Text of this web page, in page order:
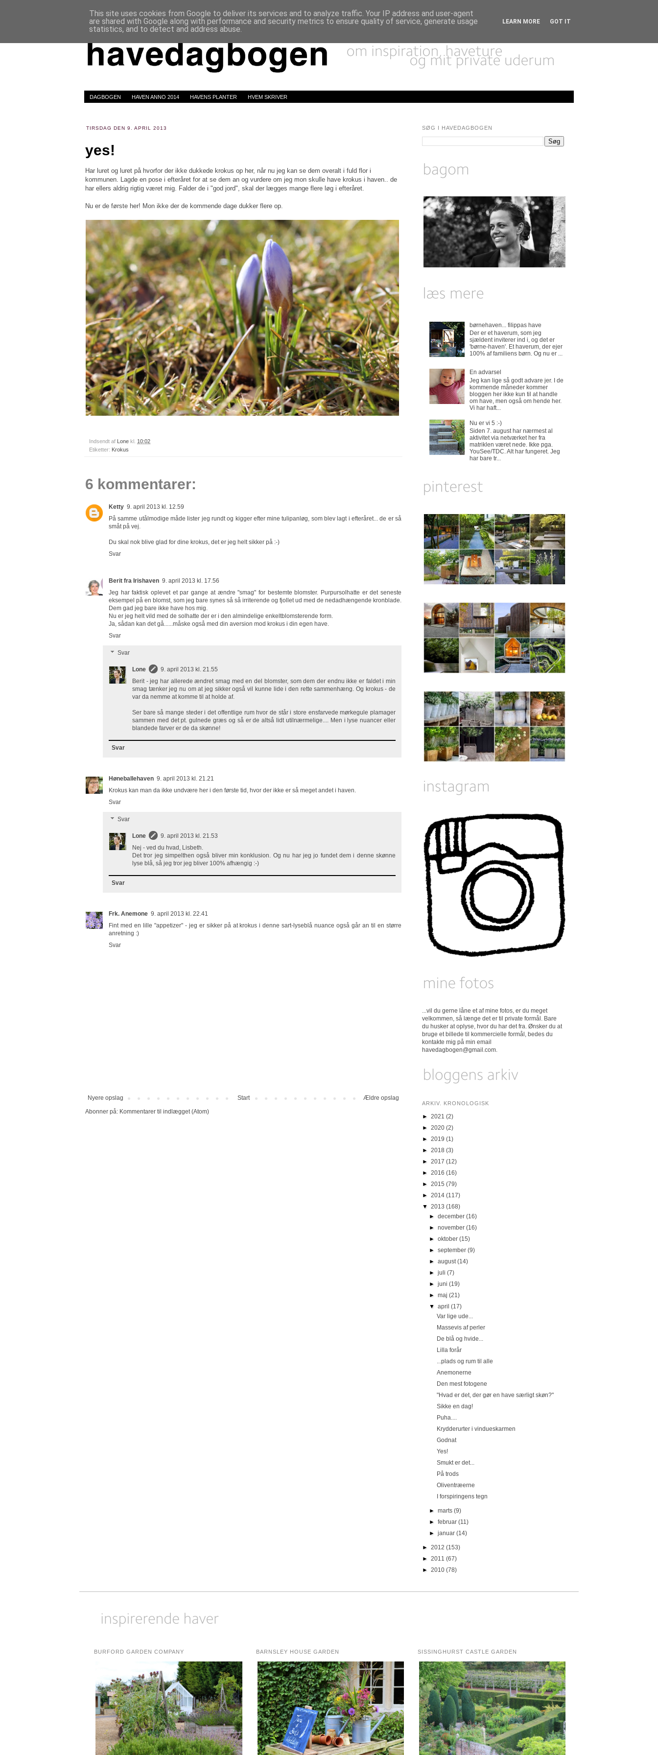
DAGBOGEN HAVEN ANNO 2014 HAVENS PLANTER HVEM SKRIVER
TIRSDAG DEN 9. APRIL 2013
yes!
Har luret og luret på hvorfor der ikke dukkede krokus op her, når nu jeg kan se dem overalt i fuld flor i
kommunen. Lagde en pose i efteråret for at se dem an og vurdere om jeg mon skulle have krokus i haven.. de
har ellers aldrig rigtig været mig. Falder de i "god jord", skal der lægges mange flere løg i efteråret.
Nu er de første her! Mon ikke der de kommende dage dukker flere op.
Indsendt af Lone kl. 10:02
Etiketter: Krokus
6 kommentarer:
Ketty 9. april 2013 kl. 12.59
På samme utålmodige måde lister jeg rundt og kigger efter mine tulipanløg, som blev lagt i efteråret... de er så
småt på vej.
Du skal nok blive glad for dine krokus, det er jeg helt sikker på :-)
Svar
Berit fra Irishaven 9. april 2013 kl. 17.56
Jeg har faktisk oplevet et par gange at ændre "smag" for bestemte blomster. Purpursolhatte er det seneste
eksempel på en blomst, som jeg bare synes så så irriterende og fjollet ud med de nedadhængende kronblade.
Dem gad jeg bare ikke have hos mig.
Nu er jeg helt vild med de solhatte der er i den almindelige enkeltblomsterende form.
Ja, sådan kan det gå......måske også med din aversion mod krokus i din egen have.
Svar
Svar
Lone
9. april 2013 kl. 21.55
Berit - jeg har allerede ændret smag med en del blomster, som dem der endnu ikke er faldet i min
smag tænker jeg nu om at jeg sikker også vil kunne lide i den rette sammenhæng. Og krokus - de
var da nemme at komme til at holde af.
Ser bare så mange steder i det offentlige rum hvor de står i store ensfarvede mørkegule plamager
sammen med det pt. gulnede græs og så er de altså lidt utilnærmelige.... Men i lyse nuancer eller
blandede farver er de da skønne!
Svar
Høneballehaven 9. april 2013 kl. 21.21
Krokus kan man da ikke undvære her i den første tid, hvor der ikke er så meget andet i haven.
Svar
Svar
Lone
9. april 2013 kl. 21.53
Nej - ved du hvad, Lisbeth.
Det tror jeg simpelthen også bliver min konklusion. Og nu har jeg jo fundet dem i denne skønne
lyse blå, så jeg tror jeg bliver 100% afhængig :-)
Svar
Frk. Anemone 9. april 2013 kl. 22.41
Fint med en lille "appetizer" - jeg er sikker på at krokus i denne sart-lyseblå nuance også går an til en større
anretning :)
Svar
Nyere opslag Ældre opslag
Start
Abonner på: Kommentarer til indlægget (Atom)
SØG I HAVEDAGBOGEN
børnehaven... filippas have
Der er et haverum, som jeg
sjældent inviterer ind i, og det er
'børne-haven'. Et haverum, der ejer
100% af familiens børn. Og nu er ...
En advarsel
Jeg kan lige så godt advare jer. I de
kommende måneder kommer
bloggen her ikke kun til at handle
om have, men også om hende her.
Vi har haft...
Nu er vi 5 :-)
Siden 7. august har nærmest al
aktivitet via netværket her fra
matriklen været nede. Ikke pga.
YouSee/TDC. Alt har fungeret. Jeg
har bare tr...
...vil du gerne låne et af mine fotos, er du meget
velkommen, så længe det er til private formål. Bare
du husker at oplyse, hvor du har det fra. Ønsker du at
bruge et billede til kommercielle formål, bedes du
kontakte mig på min email
havedagbogen@gmail.com.
ARKIV. KRONOLOGISK
► 2021 (2)
► 2020 (2)
► 2019 (1)
► 2018 (3)
► 2017 (12)
► 2016 (16)
► 2015 (79)
► 2014 (117)
▼ 2013 (168)
►december(16)
►november(16)
►oktober(15)
►september(9)
►august(14)
►juli(7)
►juni(19)
►maj(21)
▼april(17)
Var lige ude...
Massevis af perler
De blå og hvide...
Lilla forår
...plads og rum til alle
Anemonerne
Den mest fotogene
"Hvad er det, der gør en have særligt skøn?"
Sikke en dag!
Puha....
Krydderurter i vindueskarmen
Godnat
Yes!
Smukt er det...
På trods
Oliventræerne
I forspiringens tegn
►marts(9)
►februar(11)
►januar(14)
► 2012 (153)
► 2011 (67)
► 2010 (78)
BURFORD GARDEN COMPANY BARNSLEY HOUSE GARDEN SISSINGHURST CASTLE GARDEN
This site uses cookies from Google to deliver its services and to analyze traffic. Your IP address and user-agent
are shared with Google along with performance and security metrics to ensure quality of service, generate usage
statistics, and to detect and address abuse.
LEARN MORE GOT IT